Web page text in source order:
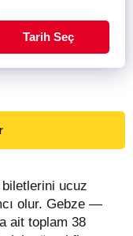
Tarih Seç
ucuz
olur. Gebze —
ait toplam 38